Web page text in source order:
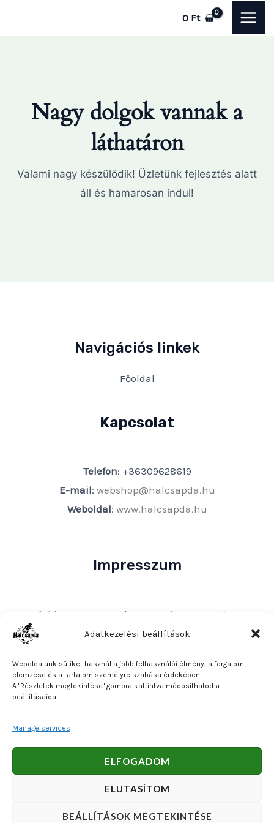
Adatkezelési beállítások
Weboldalunk sütiket használ a jobb felhasználói élmény, a forgalom
elemzése és a tartalom személyre szabása érdekében.
A "Részletek megtekintése" gombra kattintva módosíthatod a
beállításaidat.
Manage services
ELFOGADOM
ELUTASÍTOM
BEÁLLÍTÁSOK MEGTEKINTÉSE
0 Ft
Nagy dolgok vannak a
láthatáron
Valami nagy készülődik! Üzletünk fejlesztés alatt
áll és hamarosan indul!
Navigációs linkek
Főoldal
Kapcsolat
Telefon: +36309628619
E-mail: webshop@halcsapda.hu
Weboldal: www.halcsapda.hu
Impresszum
Tulajdonos
: Bakos Bálint E. V. (Halcsapda)
Székhely és postacím: 2890 Tata, Nyárfa u. 7.
Közösségi adószám: HU90921379
Bankszámlaszám: OTP Bank 11740047-27102600
by Bakos Bálint E. V. (Halcsapda).